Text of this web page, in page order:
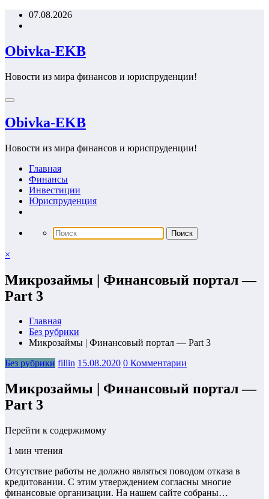
Перейти07.08.2026
Obivka-EKB
Новости из мира финансов и юриспруденции!
Obivka-EKB
Новости из мира финансов и юриспруденции!
Главная
Финансы
Инвестиции
Юриспруденция
×
Микрозаймы | Финансовый портал —
Part 3
Главная
Без рубрики
Микрозаймы | Финансовый портал — Part 3
Без рубрики fillin 15.08.2020 0 Комментарии
Микрозаймы | Финансовый портал —
Part 3
Перейти к содержимому
1 мин чтения
Отсутствие работы не должно являться поводом отказа в
кредитовании. С этим утверждением согласны многие
финансовые организации. На нашем сайте собраны…